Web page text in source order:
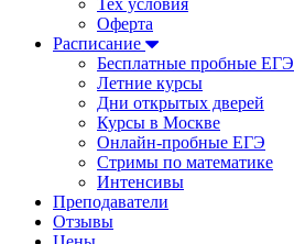
Тех условия
Оферта
Расписание
Бесплатные пробные ЕГЭ
Летние курсы
Дни открытых дверей
Курсы в Москве
Онлайн-пробные ЕГЭ
Стримы по математике
Интенсивы
Преподаватели
Отзывы